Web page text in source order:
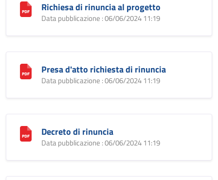
Richiesa di rinuncia al progetto
Data pubblicazione : 06/06/2024 11:19
Presa d'atto richiesta di rinuncia
Data pubblicazione : 06/06/2024 11:19
Decreto di rinuncia
Data pubblicazione : 06/06/2024 11:19